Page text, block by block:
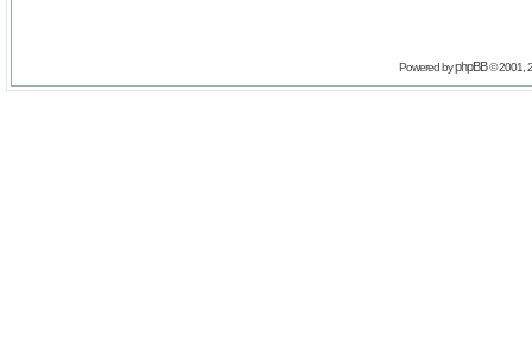
Powered byphpBB© 2001,